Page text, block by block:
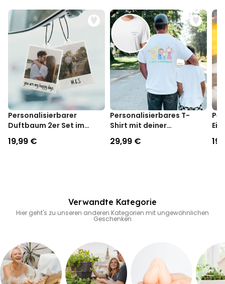
Personalisierbarer
Duftbaum 2er Set im
Polaroid-Look
19,99 €
Personalisierbares T-
Shirt mit deiner
Zeichnung vorne und
hinten
29,99 €
Verwandte Kategorie
Hier geht's zu unseren anderen Kategorien mit ungewöhnlichen
Geschenken